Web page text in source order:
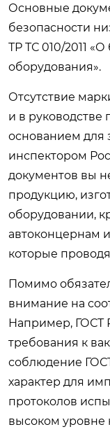
Основные
безопасности
ТР ТС 010/2011
оборудования».
Отсутствие
и в руководстве
основанием для
инспектором
документов вы
продукцию,
оборудовании,
автоконцернам
которые
Помимо
внимание на
Например, ГОСТ
требования к
соблюдение
характер для
протоколов
высоком уровне